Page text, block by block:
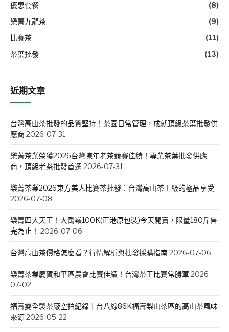
優惠套餐
(8)
樂菁九龍茶
(9)
比賽茶
(11)
茶葉批發
(13)
近期文章
台灣高山茶批發的品質堅持！茶園日常管理，成就頂級茶葉批發供
應商2026-07-31
樂菁茶業榮獲2026台灣陳年老茶競賽佳績！專業茶葉批發供應
商，頂級老茶批發首選2026-07-31
樂菁茶業2026東方美人比賽茶批發：台灣高山茶王級的極品享受
2026-07-08
樂菁四大天王！大禹嶺100K(正港原包裝)今天開賣，限量180斤售
完為止！ 2026-07-06
台灣高山茶價格怎麼看？行情解析與批發採購指南2026-07-06
樂菁茶業慶賀和平區農會比賽佳績！台灣茶王比賽常勝軍 2026-
07-02
福壽雙全製茶廠空拍紀錄｜台八線86K福壽梨山茶區的高山茶風味
來源2026-05-22